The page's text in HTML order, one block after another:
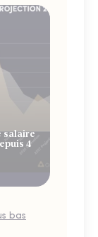
salaire
4
bas